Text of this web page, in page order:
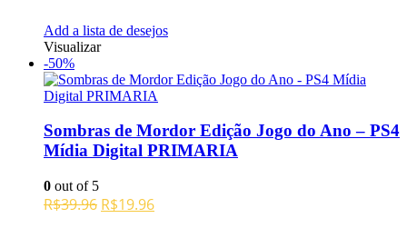
Add a lista de desejos
Visualizar
-50%
Sombras de Mordor Edição Jogo do Ano – PS4
Mídia Digital PRIMARIA
0 out of 5
R$39.96 O
R$19.96O